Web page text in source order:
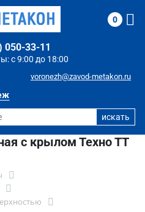
с 9:00 до 18:00
050-33-11
voronezh@zavod-metakon.ru
0
с крылом Техно ТТ